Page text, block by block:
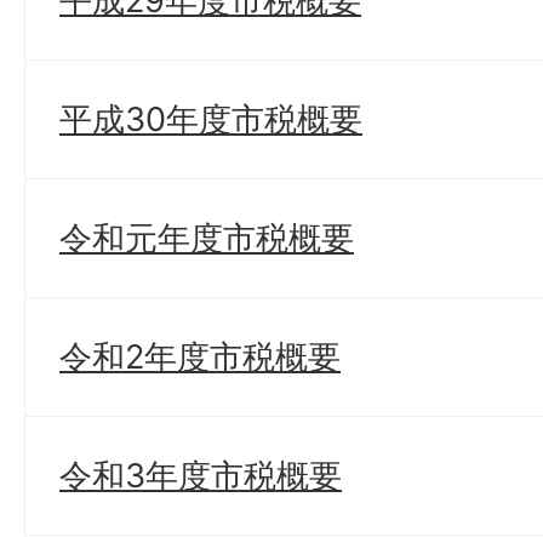
平成30年度市税概要
令和元年度市税概要
令和2年度市税概要
令和3年度市税概要